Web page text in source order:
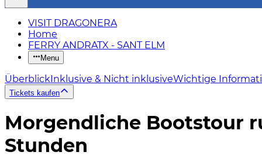
VISIT DRAGONERA
Home
FERRY ANDRATX - SANT ELM
Menu
ÜberblickInklusive & Nicht inklusiveWichtige
Tickets kaufen
Morgendliche Bootstour
Stunden